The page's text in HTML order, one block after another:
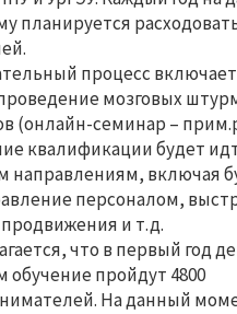
планируется
процесс
мозговых
(онлайн-семинар –
квалификации будет
направлениям, включая
персоналом,
и т.д.
что в первый год
обучение пройдут 4800
На данный